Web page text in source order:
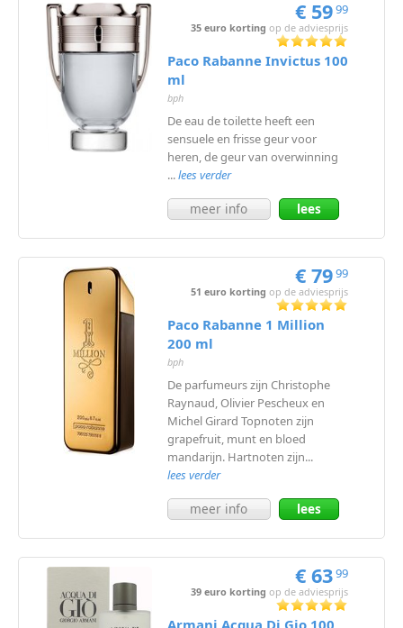
€ 5999
35 euro korting op de adviesprijs
Paco Rabanne Invictus 100
ml
bph
De eau de toilette heeft een
sensuele en frisse geur voor
heren, de geur van overwinning
...lees verder
meer info
lees
€ 7999
51 euro korting op de adviesprijs
Paco Rabanne 1 Million
200 ml
bph
De parfumeurs zijn Christophe
Raynaud, Olivier Pescheux en
Michel Girard Topnoten zijn
grapefruit, munt en bloed
mandarijn. Hartnoten zijn...
lees verder
meer info
lees
€ 6399
39 euro korting op de adviesprijs